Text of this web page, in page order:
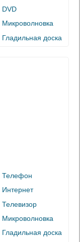
DVD
Микроволновка
Гладильная доска
Телефон
Интернет
Телевизор
Микроволновка
Гладильная доска